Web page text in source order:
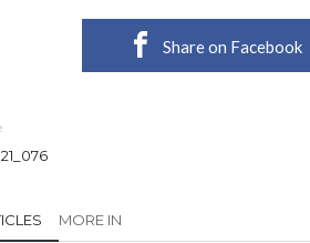
Share on Facebook
MORE IN